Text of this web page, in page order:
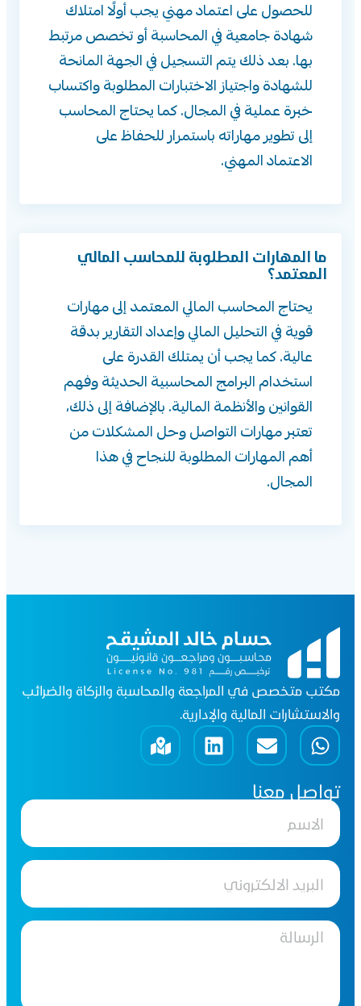
للحصول على اعتماد مهني يجب أولًا امتلاك
شهادة جامعية في المحاسبة أو تخصص مرتبط
بها. بعد ذلك يتم التسجيل في الجهة المانحة
للشهادة واجتياز الاختبارات المطلوبة واكتساب
خبرة عملية في المجال. كما يحتاج المحاسب
إلى تطوير مهاراته باستمرار للحفاظ على
الاعتماد المهني.
ما المهارات المطلوبة للمحاسب المالي
المعتمد؟
يحتاج المحاسب المالي المعتمد إلى مهارات
قوية في التحليل المالي وإعداد التقارير بدقة
عالية. كما يجب أن يمتلك القدرة على
استخدام البرامج المحاسبية الحديثة وفهم
القوانين والأنظمة المالية. بالإضافة إلى ذلك،
تعتبر مهارات التواصل وحل المشكلات من
أهم المهارات المطلوبة للنجاح في هذا
المجال.
مكتب متخصص في المراجعة والمحاسبة والزكاة والضرائب
والاستشارات المالية والإدارية.
تواصل معنا